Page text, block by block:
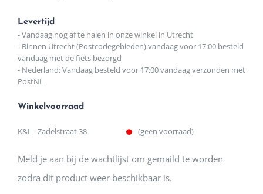
Levertijd
- Vandaag nog af te halen in onze winkel in Utrecht
- Binnen Utrecht (Postcodegebieden) vandaag voor 17:00 besteld
vandaag met de fiets bezorgd
- Nederland: Vandaag besteld voor 17:00 vandaag verzonden met
PostNL
Winkelvoorraad
K&L - Zadelstraat 38 (geen voorraad)
Meld je aan bij de wachtlijst om gemaild te worden
zodra dit product weer beschikbaar is.